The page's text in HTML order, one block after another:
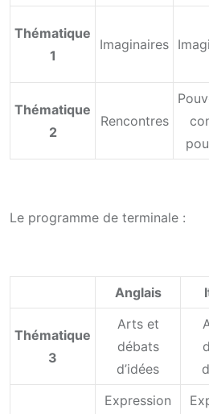
Thématique
1
Imaginaires
Thématique
2
Rencontres
Le programme de terminale :
Anglais
Thématique
3
Arts et
débats
d’idées
Expression